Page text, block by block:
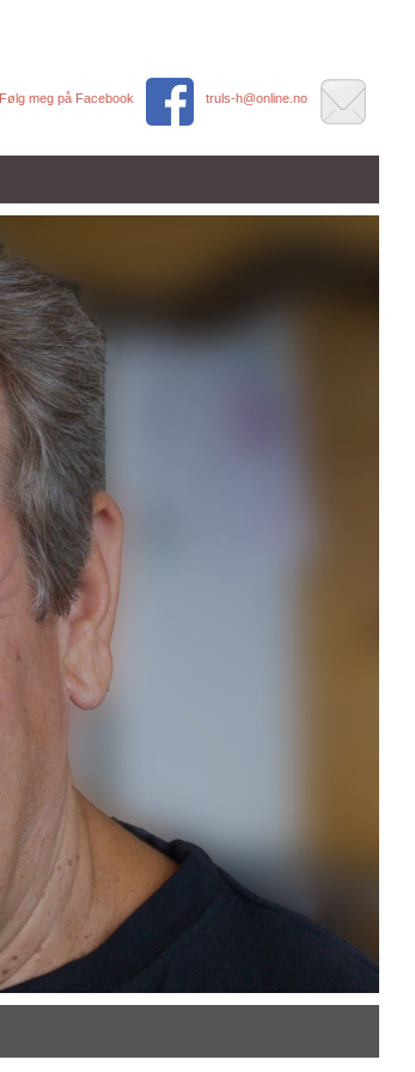
Følg meg på Facebook truls-h@online.no